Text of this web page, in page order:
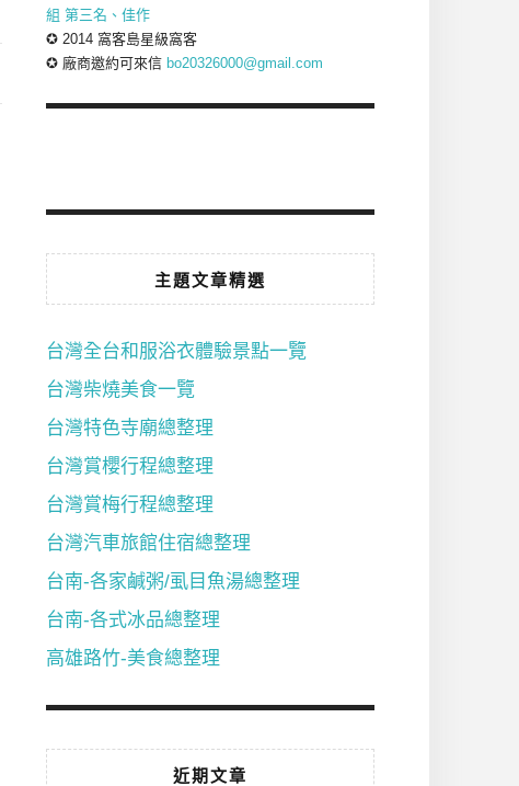
組 第三名、佳作
✪ 2014 窩客島星級窩客
✪ 廠商邀約可來信 bo20326000@gmail.com
主題文章精選
台灣全台和服浴衣體驗景點一覽
台灣柴燒美食一覽
台灣特色寺廟總整理
台灣賞櫻行程總整理
台灣賞梅行程總整理
台灣汽車旅館住宿總整理
台南-各家鹹粥/虱目魚湯總整理
台南-各式冰品總整理
高雄路竹-美食總整理
近期文章